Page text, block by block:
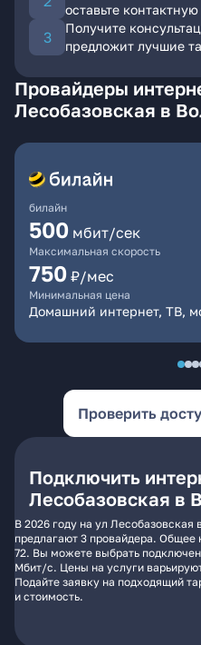
оставьте
Получите
предложит лучшие
Провайдеры
Лесобазовская в
билайн
500 мбит/сек
Максимальная скорость
750 ₽/мес
Минимальная цена
Домашний интернет, ТВ,
Проверить
Подключить
Лесобазовская в
В 2026 году на ул
предлагают 3 провайдера. Общее
72. Вы можете выбрать
Мбит/с. Цены на услуги
Подайте заявку на подходящий
и стоимость.